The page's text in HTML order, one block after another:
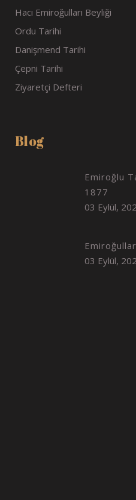
Hacı Emiroğulları Beyliği
Ordu Tarihi
Danişmend Tarihi
Çepni Tarihi
Ziyaretçi Defteri
Blog
Emiroğlu
1877
03 Eylül,
03 Eylül,